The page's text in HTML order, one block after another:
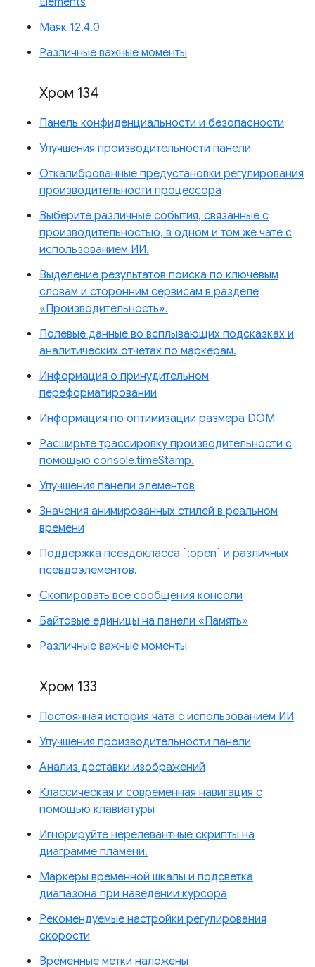
Маяк 12.4.0
Различные важные моменты
Хром 134
Панель конфиденциальности и безопасности
Улучшения производительности панели
Откалиброванные предустановки регулирования
производительности процессора
Выберите различные события, связанные с
производительностью, в одном и том же чате с
использованием ИИ.
Выделение результатов поиска по ключевым
словам и сторонним сервисам в разделе
«Производительность».
Полевые данные во всплывающих подсказках и
аналитических отчетах по маркерам.
Информация о принудительном
переформатировании
Информация по оптимизации размера DOM
Расширьте трассировку производительности с
помощью console.timeStamp.
Улучшения панели элементов
Значения анимированных стилей в реальном
времени
Поддержка псевдокласса `:open` и различных
псевдоэлементов.
Скопировать все сообщения консоли
Байтовые единицы на панели «Память»
Различные важные моменты
Хром 133
Постоянная история чата с использованием ИИ
Улучшения производительности панели
Анализ доставки изображений
Классическая и современная навигация с
помощью клавиатуры
Игнорируйте нерелевантные скрипты на
диаграмме пламени.
Маркеры временной шкалы и подсветка
диапазона при наведении курсора
Рекомендуемые настройки регулирования
скорости
Временные метки наложены